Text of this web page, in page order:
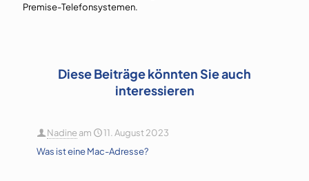
Premise-Telefonsystemen.
Diese Beiträge könnten Sie auch
interessieren
Nadine am
11. August 2023
Was ist eine Mac-Adresse?